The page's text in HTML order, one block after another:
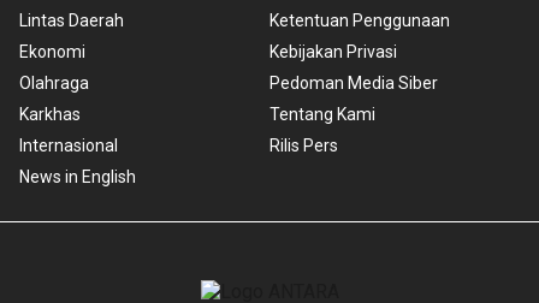
Lintas Daerah
Ekonomi
Olahraga
Karkhas
Internasional
News in English
Ketentuan Penggunaan
Kebijakan Privasi
Pedoman Media Siber
Tentang Kami
Rilis Pers